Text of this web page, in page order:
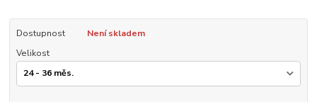
Dostupnost
Není skladem
Velikost